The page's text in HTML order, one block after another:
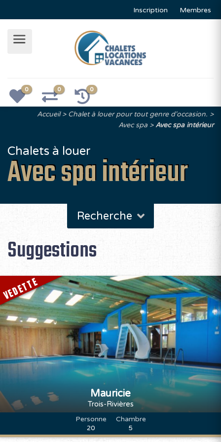
Inscription Membres
0 0 0
Accueil
Chalet à louer pour tout genre d'occasion.
Avec spa
Avec spa intérieur
Chalets à louer
Avec spa intérieur
Recherche
Suggestions
VEDETTE
Mauricie
Trois-Rivières
Personne
20
Chambre
5